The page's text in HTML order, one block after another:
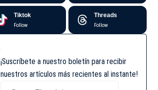
Tiktok
Follow
Threads
Follow
¡Suscríbete a nuestro boletín para recibir
nuestros artículos más recientes al instante!